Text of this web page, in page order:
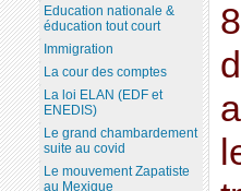
Education nationale &
éducation tout court
Immigration
La cour des comptes
La loi ELAN (EDF et
ENEDIS)
Le grand chambardement
suite au covid
Le mouvement Zapatiste
au Mexique